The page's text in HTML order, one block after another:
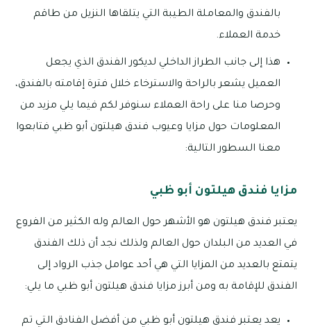
بالفندق والمعاملة الطيبة التي يتلقاها النزيل من طاقم
خدمة العملاء.
هذا إلى جانب الطراز الداخلي لديكور الفندق الذي يجعل
العميل يشعر بالراحة والاسترخاء خلال فترة إقامته بالفندق،
وحرصا منا على راحة العملاء سنوفر لكم فيما يلي مزيد من
المعلومات حول مزايا وعيوب فندق هيلتون أبو ظبي فتابعوا
معنا السطور التالية:
مزايا فندق هيلتون أبو ظبي
يعتبر فندق هيلتون هو الأشهر حول العالم وله الكثير من الفروع
في العديد من البلدان حول العالم ولذلك نجد أن ذلك الفندق
يتمتع بالعديد من المزايا التي هي أحد عوامل جذب الرواد إلى
الفندق للإقامة به ومن أبرز مزايا فندق هيلتون أبو ظبي ما يلي:
يعد يعتبر فندق هيلتون أبو ظبي من أفضل الفنادق التي تم